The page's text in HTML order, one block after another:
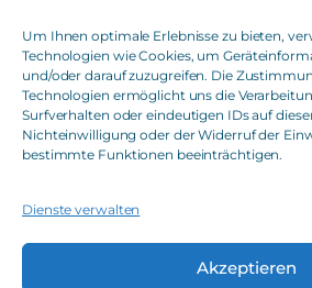
Um Ihnen optimale Erlebnisse zu bieten,
Technologien wie Cookies, um
und/oder darauf zuzugreifen. Die
Technologien ermöglicht uns die
Surfverhalten oder eindeutigen IDs auf
Nichteinwilligung oder der Widerruf der
bestimmte Funktionen beeinträchtigen.
Dienste verwalten
Akzeptieren
Moore TK GmbH
Steuerberatungsgesellschaft
T+49(0)621 42508-0
Einfo@moore-tk.de